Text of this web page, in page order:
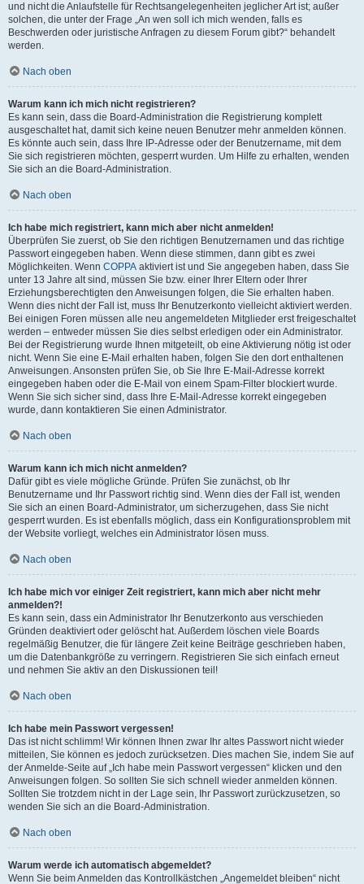
und nicht die Anlaufstelle für Rechtsangelegenheiten jeglicher Art ist; außer
solchen, die unter der Frage „An wen soll ich mich wenden, falls es
Beschwerden oder juristische Anfragen zu diesem Forum gibt?“ behandelt
werden.
Nach oben
Warum kann ich mich nicht registrieren?
Es kann sein, dass die Board-Administration die Registrierung komplett
ausgeschaltet hat, damit sich keine neuen Benutzer mehr anmelden können.
Es könnte auch sein, dass Ihre IP-Adresse oder der Benutzername, mit dem
Sie sich registrieren möchten, gesperrt wurden. Um Hilfe zu erhalten, wenden
Sie sich an die Board-Administration.
Nach oben
Ich habe mich registriert, kann mich aber nicht anmelden!
Überprüfen Sie zuerst, ob Sie den richtigen Benutzernamen und das richtige
Passwort eingegeben haben. Wenn diese stimmen, dann gibt es zwei
Möglichkeiten. Wenn COPPA aktiviert ist und Sie angegeben haben, dass Sie
unter 13 Jahre alt sind, müssen Sie bzw. einer Ihrer Eltern oder Ihrer
Erziehungsberechtigten den Anweisungen folgen, die Sie erhalten haben.
Wenn dies nicht der Fall ist, muss Ihr Benutzerkonto vielleicht aktiviert werden.
Bei einigen Foren müssen alle neu angemeldeten Mitglieder erst freigeschaltet
werden – entweder müssen Sie dies selbst erledigen oder ein Administrator.
Bei der Registrierung wurde Ihnen mitgeteilt, ob eine Aktivierung nötig ist oder
nicht. Wenn Sie eine E-Mail erhalten haben, folgen Sie den dort enthaltenen
Anweisungen. Ansonsten prüfen Sie, ob Sie Ihre E-Mail-Adresse korrekt
eingegeben haben oder die E-Mail von einem Spam-Filter blockiert wurde.
Wenn Sie sich sicher sind, dass Ihre E-Mail-Adresse korrekt eingegeben
wurde, dann kontaktieren Sie einen Administrator.
Nach oben
Warum kann ich mich nicht anmelden?
Dafür gibt es viele mögliche Gründe. Prüfen Sie zunächst, ob Ihr
Benutzername und Ihr Passwort richtig sind. Wenn dies der Fall ist, wenden
Sie sich an einen Board-Administrator, um sicherzugehen, dass Sie nicht
gesperrt wurden. Es ist ebenfalls möglich, dass ein Konfigurationsproblem mit
der Website vorliegt, welches ein Administrator lösen muss.
Nach oben
Ich habe mich vor einiger Zeit registriert, kann mich aber nicht mehr
anmelden?!
Es kann sein, dass ein Administrator Ihr Benutzerkonto aus verschieden
Gründen deaktiviert oder gelöscht hat. Außerdem löschen viele Boards
regelmäßig Benutzer, die für längere Zeit keine Beiträge geschrieben haben,
um die Datenbankgröße zu verringern. Registrieren Sie sich einfach erneut
und nehmen Sie aktiv an den Diskussionen teil!
Nach oben
Ich habe mein Passwort vergessen!
Das ist nicht schlimm! Wir können Ihnen zwar Ihr altes Passwort nicht wieder
mitteilen, Sie können es jedoch zurücksetzen. Dies machen Sie, indem Sie auf
der Anmelde-Seite auf „Ich habe mein Passwort vergessen“ klicken und den
Anweisungen folgen. So sollten Sie sich schnell wieder anmelden können.
Sollten Sie trotzdem nicht in der Lage sein, Ihr Passwort zurückzusetzen, so
wenden Sie sich an die Board-Administration.
Nach oben
Warum werde ich automatisch abgemeldet?
Wenn Sie beim Anmelden das Kontrollkästchen „Angemeldet bleiben“ nicht